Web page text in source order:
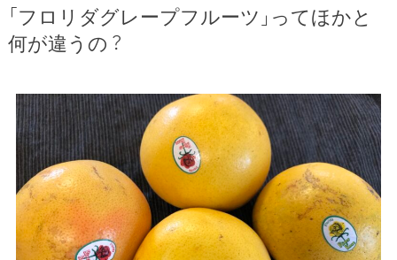
「フロリダグレープフルーツ」ってほかと
何が違うの？